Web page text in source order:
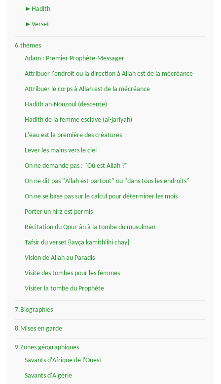
►Hadith
►Verset
6.thèmes
Adam : Premier Prophète-Messager
Attribuer l'endroit ou la direction à Allah est de la mécréance
Attribuer le corps à Allah est de la mécréance
Hadith an-Nouzoul (descente)
Hadith de la femme esclave (al-jariyah)
L'eau est la première des créatures
Lever les mains vers le ciel
On ne demande pas : "Où est Allah ?"
On ne dit pas "Allah est partout" ou "dans tous les endroits"
On ne se base pas sur le calcul pour déterminer les mois
Porter un hirz est permis
Récitation du Qour-ân à la tombe du musulman
Tafsir du verset {layça kamithlihi chay}
Vision de Allah au Paradis
Visite des tombes pour les femmes
Visiter la tombe du Prophète
7.Biographies
8.Mises en garde
9.Zones géographiques
Savants d'Afrique de l'Ouest
Savants d'Algérie